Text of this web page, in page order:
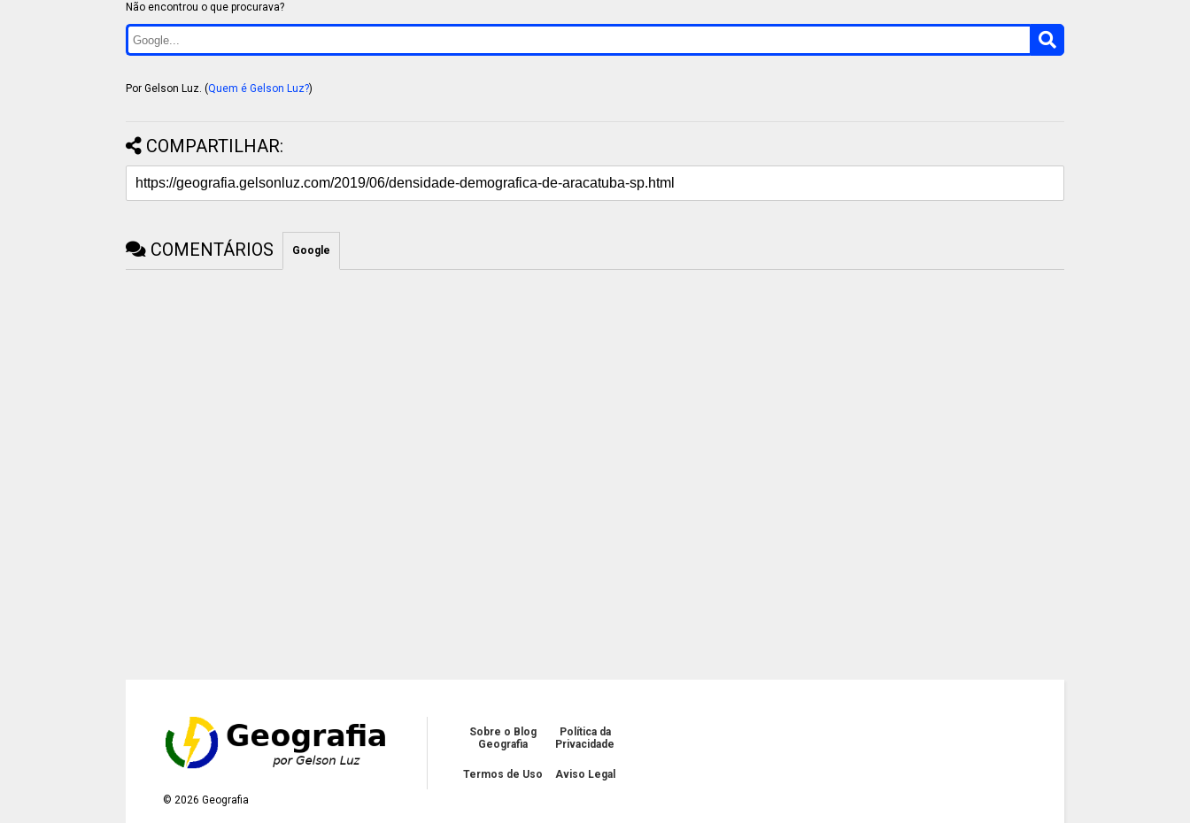
Não encontrou o que procurava?
Por Gelson Luz. (Quem é Gelson Luz?)
COMPARTILHAR:
COMENTÁRIOS Google
©2026 Geografia
Sobre o Blog
Geografia
Política da
Privacidade
Termos de Uso Aviso Legal